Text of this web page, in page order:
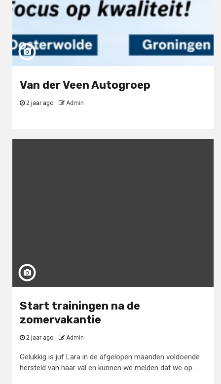
Van der Veen Autogroep
2 jaar ago Admin
Start trainingen na de
zomervakantie
2 jaar ago Admin
Gelukkig is juf Lara in de afgelopen maanden voldoende
hersteld van haar val en kunnen we melden dat we op...